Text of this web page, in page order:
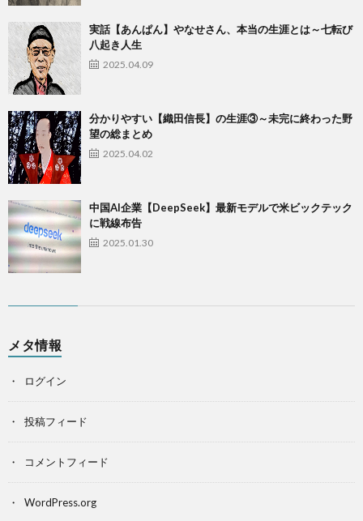
実話【あんぱん】やなせさん、本当の生涯とは～七転び
八起き人生
2025.04.09
​分かりやすい【織田信長】の生涯③～未完に終わった野
望の総まとめ
2025.04.02
中国AI企業【DeepSeek】最新モデルで米ビックテック
に戦線布告
2025.01.30
メタ情報
ログイン
投稿フィード
コメントフィード
WordPress.org